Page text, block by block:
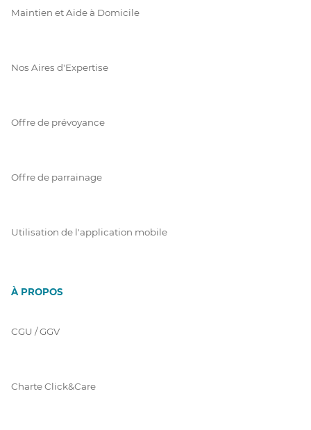
Maintien et Aide à Domicile
Nos Aires d'Expertise
Offre de prévoyance
Offre de parrainage
Utilisation de l'application mobile
À PROPOS
CGU / GGV
Charte Click&Care